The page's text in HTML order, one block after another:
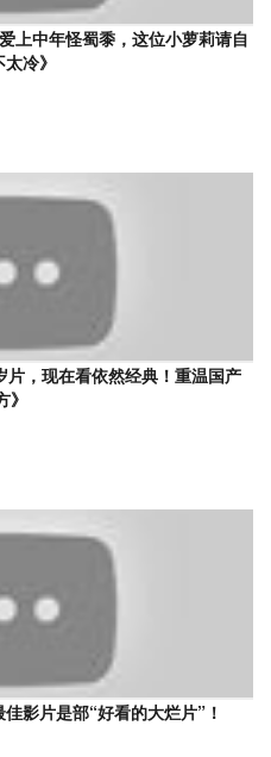
上中年怪蜀黍，这位小萝莉请自
冷》
片，现在看依然经典！重温国产
影片是部“好看的大烂片”！